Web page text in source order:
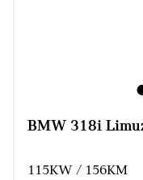
BMW 318i
115KW / 156KM